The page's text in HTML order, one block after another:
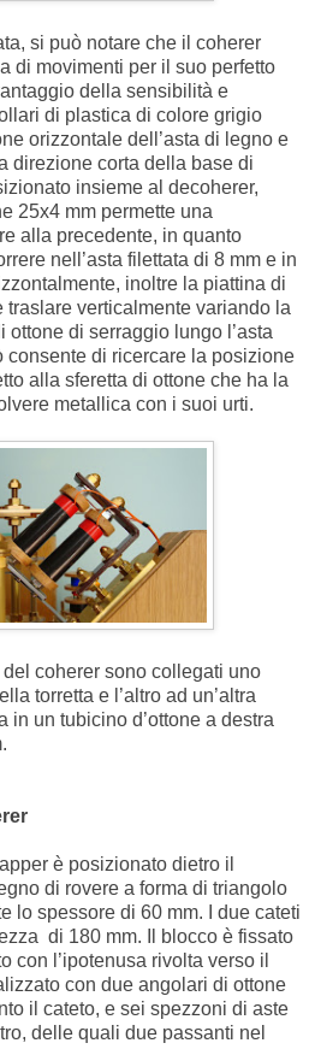
si può notare che il coherer
di movimenti per il suo perfetto
della sensibilità e
di plastica di colore grigio
orizzontale dell’asta di legno e
direzione corta della base di
insieme al decoherer,
25x4 mm permette una
alla precedente, in quanto
nell’asta filettata di 8 mm e in
inoltre la piattina di
verticalmente variando la
di serraggio lungo l’asta
consente di ricercare la posizione
alla sferetta di ottone che ha la
metallica con i suoi urti.
coherer sono collegati uno
torretta e l’altro ad un’altra
in un tubicino d’ottone a destra
è posizionato dietro il
di rovere a forma di triangolo
lo spessore di 60 mm. I due cateti
di 180 mm. Il blocco è fissato
con l’ipotenusa rivolta verso il
con due angolari di ottone
il cateto, e sei spezzoni di aste
delle quali due passanti nel